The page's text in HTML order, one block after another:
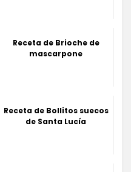
Receta de Brioche de
mascarpone
Receta de Bollitos suecos
de Santa Lucía